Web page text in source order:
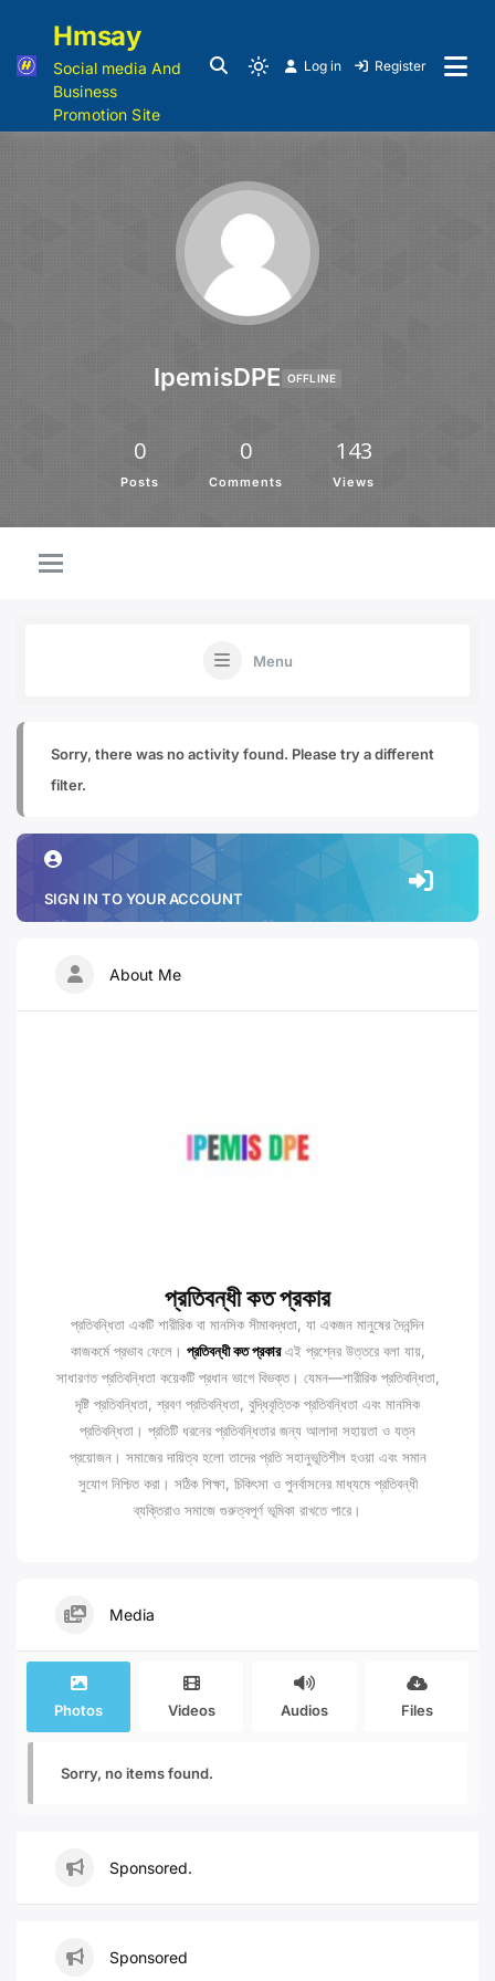
Hmsay
Social media And
Business
Promotion Site
Log in Register
IpemisDPE OFFLINE
0
Posts
0
Comments
143
Views
Menu
Sorry, there was no activity found. Please try a different
filter.
SIGN IN TO YOUR ACCOUNT
About Me
প্রতিবন্ধী কত প্রকার
প্রতিবন্ধিতা একটি শারীরিক বা মানসিক সীমাবদ্ধতা, যা একজন মানুষের দৈনন্দিন
কাজকর্মে প্রভাব ফেলে। প্রতিবন্ধী কত প্রকারএই প্রশ্নের উত্তরে বলা যায়,
সাধারণত প্রতিবন্ধিতা কয়েকটি প্রধান ভাগে বিভক্ত। যেমন—শারীরিক প্রতিবন্ধিতা,
দৃষ্টি প্রতিবন্ধিতা, শ্রবণ প্রতিবন্ধিতা, বুদ্ধিবৃত্তিক প্রতিবন্ধিতা এবং মানসিক
প্রতিবন্ধিতা। প্রতিটি ধরনের প্রতিবন্ধিতার জন্য আলাদা সহায়তা ও যত্ন
প্রয়োজন। সমাজের দায়িত্ব হলো তাদের প্রতি সহানুভূতিশীল হওয়া এবং সমান
সুযোগ নিশ্চিত করা। সঠিক শিক্ষা, চিকিৎসা ও পুনর্বাসনের মাধ্যমে প্রতিবন্ধী
ব্যক্তিরাও সমাজে গুরুত্বপূর্ণ ভূমিকা রাখতে পারে।
Media
Photos Videos Audios Files
Sorry, no items found.
Sponsored.
Sponsored